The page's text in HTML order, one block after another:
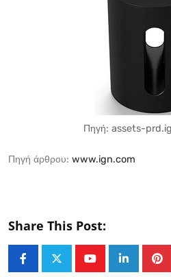
Πηγή: assets-
Πηγή άρθρου: www.ign.com
Share This Post:
YoutubeLinkedIn